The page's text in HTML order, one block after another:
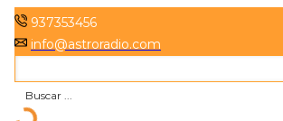
937353456
info@astroradio.com